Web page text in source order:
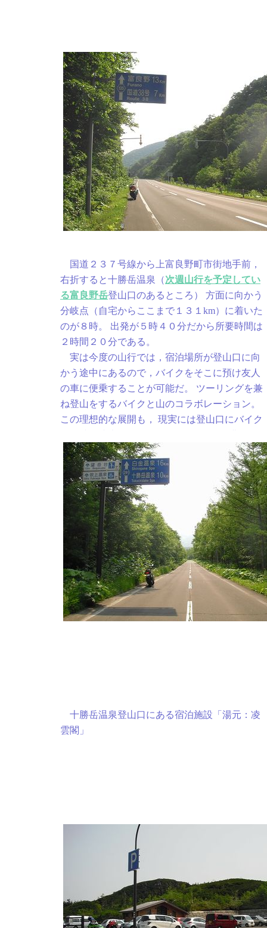
国道２３７号線から上富良野町市街地手前，
右折すると十勝岳温泉（次週山行を予定してい
る富良野岳登山口のあるところ） 方面に向かう
分岐点（自宅からここまで１３１km）に着いた
のが８時。 出発が５時４０分だから所要時間は
２時間２０分である。
実は今度の山行では，宿泊場所が登山口に向
かう途中にあるので，バイクをそこに預け友人
の車に便乗することが可能だ。 ツーリングを兼
ね登山をするバイクと山のコラボレーション。
この理想的な展開も， 現実には登山口にバイク
ど）から到底無理な話だ。 しかし今回は滅多に
ないチャンスなので，この日は下見がてら，ま
た，予行演習のツーリングでもあった。写真を
クリック
十勝岳温泉登山口にある宿泊施設「湯元：凌
雲閣」